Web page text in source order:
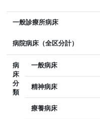
一般診療所病床
病院病床（全区分計）
病
床
分
類
一般病床
精神病床
療養病床